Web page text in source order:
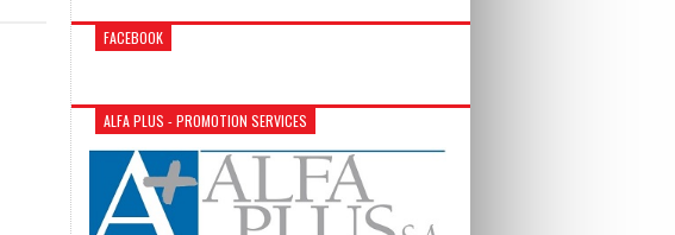
FACEBOOK
ALFA PLUS - PROMOTION SERVICES